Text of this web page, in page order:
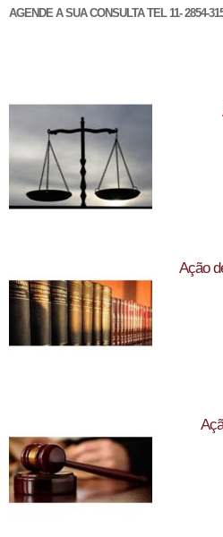
AGENDE A SUA CONSULTA TEL 11- 2854-
Ação